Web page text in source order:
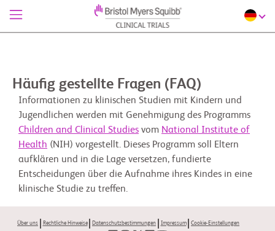
Häufig gestellte Fragen (FAQ)
Informationen zu klinischen Studien mit Kindern und
Jugendlichen werden mit Genehmigung des Programms
Children and Clinical Studies vom National Institute of
Health (NIH) vorgestellt. Dieses Programm soll Eltern
aufklären und in die Lage versetzen, fundierte
Entscheidungen über die Aufnahme ihres Kindes in eine
klinische Studie zu treffen.
Über uns Rechtliche Hinweise Datenschutzbestimmungen Impressum Cookie-Einstellungen